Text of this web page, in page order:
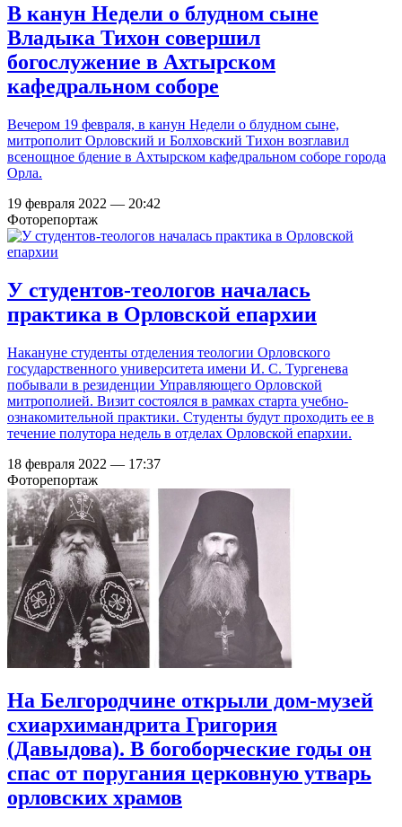
В канун Недели о блудном сыне
Владыка Тихон совершил
богослужение в Ахтырском
кафедральном соборе
Вечером 19 февраля, в канун Недели о блудном сыне,
митрополит Орловский и Болховский Тихон возглавил
всенощное бдение в Ахтырском кафедральном соборе города
Орла.
19 февраля 2022 — 20:42
Фоторепортаж
У студентов-теологов началась
практика в Орловской епархии
Накануне студенты отделения теологии Орловского
государственного университета имени И. С. Тургенева
побывали в резиденции Управляющего Орловской
митрополией. Визит состоялся в рамках старта учебно-
ознакомительной практики. Студенты будут проходить ее в
течение полутора недель в отделах Орловской епархии.
18 февраля 2022 — 17:37
Фоторепортаж
На Белгородчине открыли дом-музей
схиархимандрита Григория
(Давыдова). В богоборческие годы он
спас от поругания церковную утварь
орловских храмов